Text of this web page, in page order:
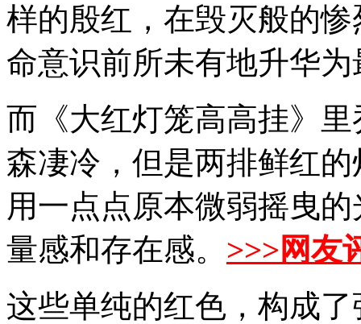
样的殷红，在毁灭般的
命意识前所未有地升华
而《大红灯笼高高挂》
森凄冷，但是两排鲜红
用一点点原本微弱摇曳
量感和存在感。 >>>网友
这些单纯的红色，构成